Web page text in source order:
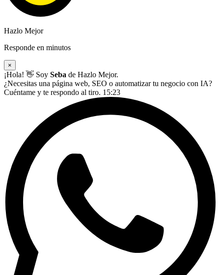
Hazlo Mejor
Responde en minutos
×
¡Hola! 👋 Soy Seba de Hazlo Mejor.
¿Necesitas una página web, SEO o automatizar tu negocio con IA?
Cuéntame y te respondo al tiro. 15:23